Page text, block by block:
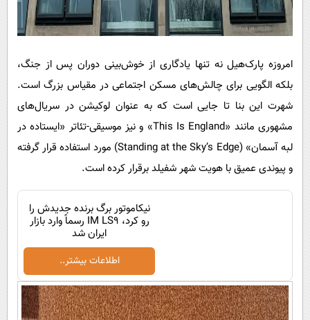
امروزه پارک‌هیل نه تنها یادگاری از خوش‌بینی دوران پس از جنگ،
بلکه الگویی برای چالش‌های مسکن اجتماعی در مقیاس بزرگ است.
شهرت این بنا تا جایی است که به عنوان لوکیشن در سریال‌های
مشهوری مانند «This Is England» و نیز موسیقی-تئاتر «ایستاده در
لبه آسمان» (Standing at the Sky’s Edge) مورد استفاده قرار گرفته
و پیوندی عمیق با هویت شهر شفیلد برقرار کرده است.
نیکاموتور برگ برنده جدیدش را
رو کرد، IM LS9 رسماً وارد بازار
ایران شد
اطلاعات بیشتر..